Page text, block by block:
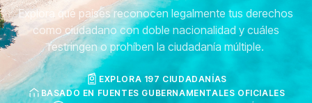
Explora qué países reconocen legalmente tus derechos
como ciudadano con doble nacionalidad y cuáles
restringen o prohíben la ciudadanía múltiple.
EXPLORA 197 CIUDADANÍAS
BASADO EN FUENTES GUBERNAMENTALES OFICIALES